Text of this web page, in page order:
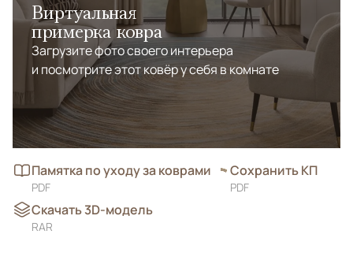
Виртуальная
примерка ковра
Загрузите фото своего интерьера
и посмотрите этот ковёр у себя в комнате
Памятка по уходу за коврами
PDF
Сохранить КП
PDF
Скачать 3D-модель
RAR